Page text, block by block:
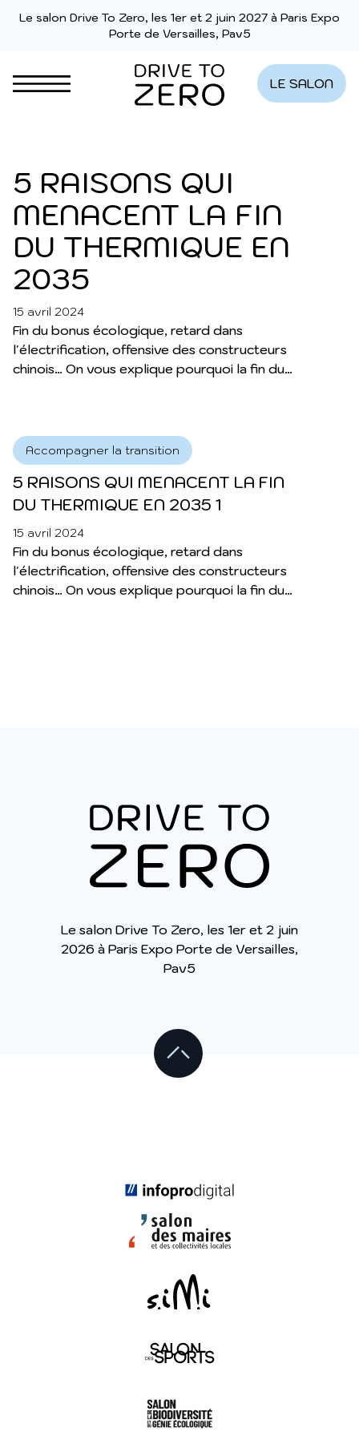
Aller au contenu
Le salon Drive To Zero, les 1er et 2 juin 2027 à Paris Expo
Porte de Versailles, Pav5
LE SALON
LITHIUM
DERNIÈRES ACTUALITÉS
5 RAISONS QUI
MENACENT LA FIN
DU THERMIQUE EN
2035
15 avril 2024
Fin du bonus écologique, retard dans
l'électrification, offensive des constructeurs
chinois… On vous explique pourquoi la fin du
Accompagner la transition
5 RAISONS QUI MENACENT LA FIN
DU THERMIQUE EN 2035 1
15 avril 2024
Fin du bonus écologique, retard dans
l'électrification, offensive des constructeurs
chinois… On vous explique pourquoi la fin du
Le salon Drive To Zero, les 1er et 2 juin
2026 à Paris Expo Porte de Versailles,
Pav5